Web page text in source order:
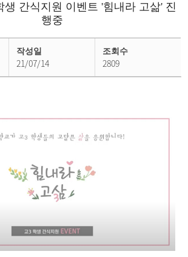
생 간식지원 이벤트 '힘내라 고삶' 진
행중
작성일
21/07/14
조회수
2809